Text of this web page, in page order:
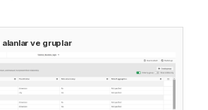
alanlar ve gruplar